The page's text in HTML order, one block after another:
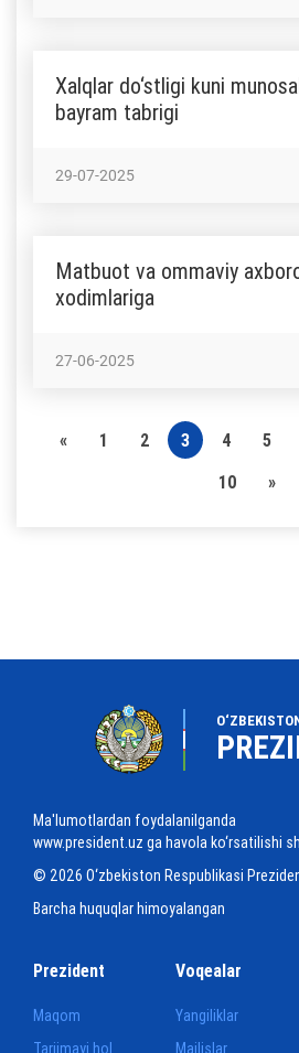
Xalqlar do‘stligi kuni
bayram tabrigi
29-07-2025
Matbuot va ommaviy
xodimlariga
27-06-2025
« 1 2 3 4 5
10
»
Ma'lumotlardan foydalanilganda
www.president.uz ga havola ko‘rsatilishi
© 2026 O‘zbekiston Respublikasi
Barcha huquqlar himoyalangan
Prezident
Maqom
Tarjimayi hol
Voqealar
Yangiliklar
Majlislar